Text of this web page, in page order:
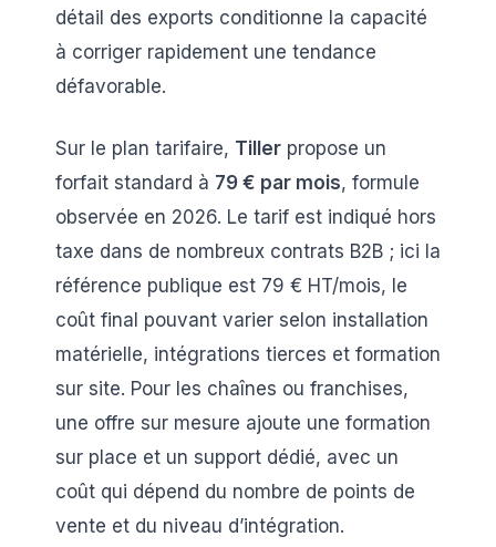
détail des exports conditionne la capacité
à corriger rapidement une tendance
défavorable.
Sur le plan tarifaire, Tiller propose un
forfait standard à 79 € par mois, formule
observée en 2026. Le tarif est indiqué hors
taxe dans de nombreux contrats B2B ; ici la
référence publique est 79 € HT/mois, le
coût final pouvant varier selon installation
matérielle, intégrations tierces et formation
sur site. Pour les chaînes ou franchises,
une offre sur mesure ajoute une formation
sur place et un support dédié, avec un
coût qui dépend du nombre de points de
vente et du niveau d’intégration.